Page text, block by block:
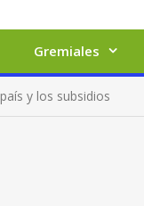
Gremiales
y los subsidios